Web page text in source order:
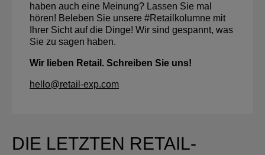
haben auch eine Meinung? Lassen Sie mal
hören! Beleben Sie unsere #Retailkolumne mit
Ihrer Sicht auf die Dinge! Wir sind gespannt, was
Sie zu sagen haben.
Wir lieben Retail. Schreiben Sie uns!
hello@retail-exp.com
DIE LETZTEN RETAIL-